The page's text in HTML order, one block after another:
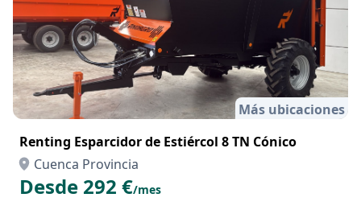
Más ubicaciones
Renting Esparcidor de Estiércol 8 TN Cónico
Cuenca Provincia
Desde 292 €/mes